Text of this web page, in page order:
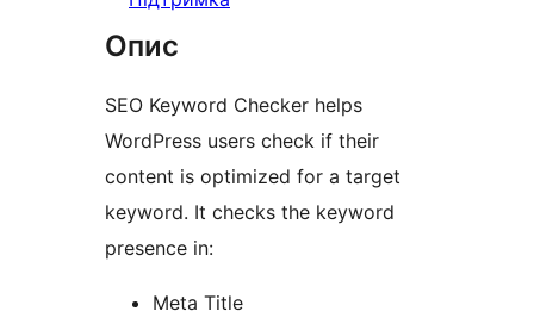
Опис
SEO Keyword Checker helps
WordPress users check if their
content is optimized for a target
keyword. It checks the keyword
presence in:
Meta Title